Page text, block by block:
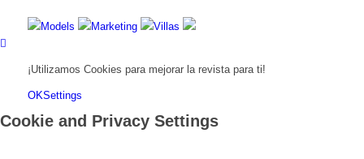
Models Marketing Villas
¡Utilizamos Cookies para mejorar la revista para ti!
OKSettings
Cookie and Privacy Settings